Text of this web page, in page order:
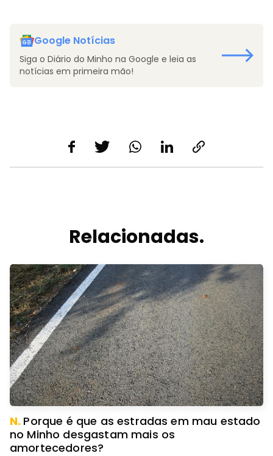
Google Notícias
Siga o Diário do Minho na Google e leia as
notícias em primeira mão!
Relacionadas.
N. Porque é que as estradas em mau estado
no Minho desgastam mais os
amortecedores?